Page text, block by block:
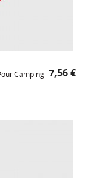
Camping Prix
7,56 €